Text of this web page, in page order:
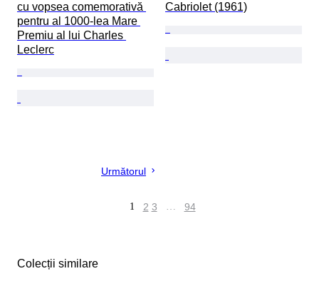
cu vopsea comemorativă
pentru al 1000-lea Mare
Premiu al lui Charles
Leclerc
Cabriolet (1961)
Următorul
1 2 3 … 94
Colecții similare